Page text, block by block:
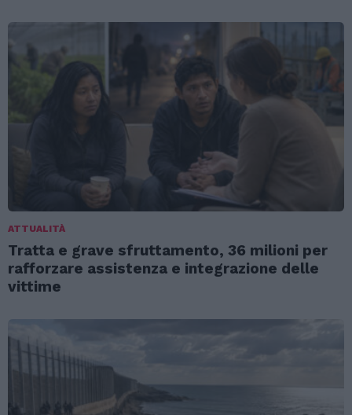
ATTUALITÀ
Tratta e grave sfruttamento, 36 milioni per
rafforzare assistenza e integrazione delle
vittime